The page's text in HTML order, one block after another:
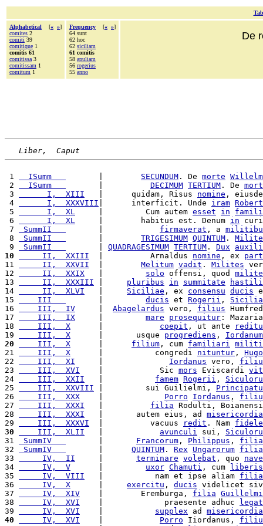
Alphabetical [« »]
comites 2
comiti 39
comitique 1
comitis 61
comitissa 3
comitissam 1
comitum 1
Frequency [« »]
64 sunt
62 hoc
62 siciliam
61 comitis
58 apuliam
56 rogerius
55 anno
De
Liber,  Caput
1
  ISumm
SECUNDUM . De morte
2
  ISumm
DECIMUM TERTIUM . De
3
      I,  XIII
   |      quidam, Risus
nomine ,
4
      I,  XXXVIII
|      interficit. Unde iram
5
      I,  XL
     |         Cum autem
esset in
6
      I,  XL
     |        habitus est. Denum
in
7
SummII firmaverat , a
8
SummII TRIGESIMUM QUINTUM .
9
SummII QUADRAGESIMUM TERTIUM . Dux
10
     II,  XXIII
  |          Arnaldus
nomine , ex
11
     II,  XXVII
Melitum vadit . Milites
12
     II,  XXIX
solo offensi, quod
13
     II,  XXXIII
pluribus in summitate
14
     II,  XLVI
Siciliae , ex consensu ducis
15
    III
ducis et Rogerii ,
16
    III,  IV
Abagelardus vero, filius
17
    III,  IX
mare prosequitur :
18
    III,  X
coepit , ut ante
19
    III,  X
      |       usque
progrediens , Iordanum
20
    III,  X
filium , cum familiari
21
    III,  X
      |           congredi
nituntur , Hugo
22
    III,  XI
Iordanus vero,
23
    III,  XVI
    |            Sic
mors Eviscardi
24
    III,  XXII
famem Rogerii ,
25
    III,  XXVIII
|         sui Guilielmi,
26
    III,  XXX
Porro Iordanus ,
27
    III,  XXXI
filia Rodulti,
28
    III,  XXXI
   |       autem eius, ad
29
    III,  XXXVI
  |          vacuus
redit . Nam
30
    III,  XLII
avunculi sui,
31
SummIV Francorum , Philippus ,
32
SummIV QUINTUM . Rex Ungarorum
33
     IV,  II
terminare volebat , quo
34
     IV,  V
uxor Chamuti , cum
liberis
35
     IV,  VIII
   |           nam et ipse aliam
36
     IV,  X
exercitu , ducis videlicet
37
     IV,  XIV
    |        Eremburga,
filia Guillelmi
38
     IV,  XVI
    |             praesente adhuc
39
     IV,  XVI
supplex ad
40
     IV,  XVI
Porro Iiordanus,